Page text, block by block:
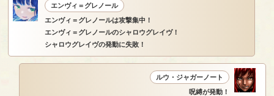
エンヴィ＝グレノール
エンヴィ＝グレノールは攻撃集中！
エンヴィ＝グレノールのシャロウグレイヴ！
シャロウグレイヴの発動に失敗！
ルウ・ジャガーノート
呪縛が発動！